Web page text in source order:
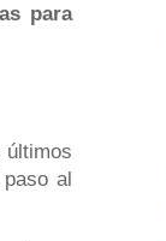
para
últimos
al